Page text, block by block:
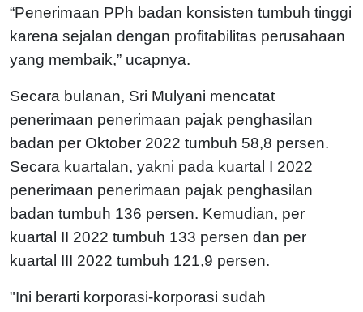
“Penerimaan PPh badan konsisten tumbuh tinggi
karena sejalan dengan profitabilitas perusahaan
yang membaik,” ucapnya.
Secara bulanan, Sri Mulyani mencatat
penerimaan penerimaan pajak penghasilan
badan per Oktober 2022 tumbuh 58,8 persen.
Secara kuartalan, yakni pada kuartal I 2022
penerimaan penerimaan pajak penghasilan
badan tumbuh 136 persen. Kemudian, per
kuartal II 2022 tumbuh 133 persen dan per
kuartal III 2022 tumbuh 121,9 persen.
"Ini berarti korporasi-korporasi sudah